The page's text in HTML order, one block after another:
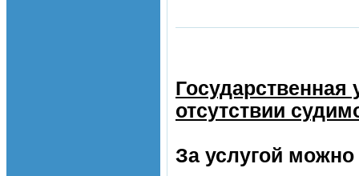
Государственная
отсутствии
За услугой можно